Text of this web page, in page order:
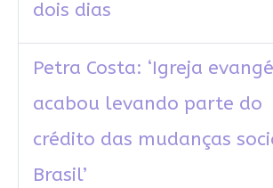
dois dias
Petra Costa: ‘Igreja
acabou levando parte do
crédito das mudanças
Brasil’